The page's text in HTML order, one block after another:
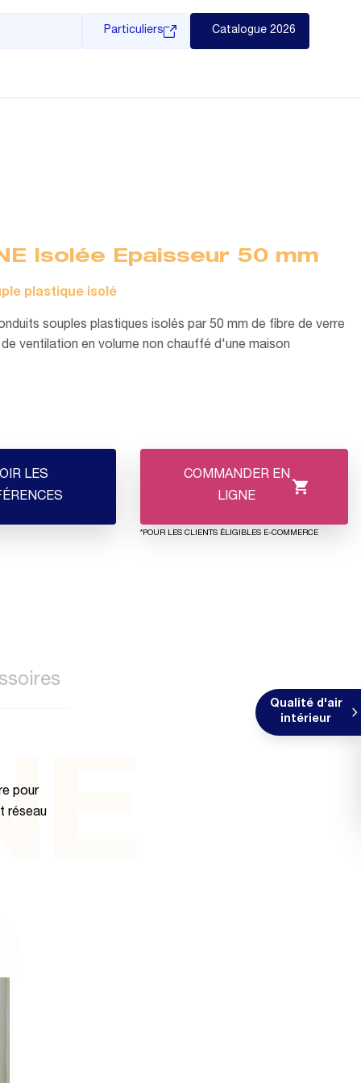
Particuliers Catalogue 2026
Qualité d'air
intérieur
Isolée Epaisseur 50 mm
plastique isolé
souples plastiques isolés par 50 mm de fibre de verre
ventilation en volume non chauffé d'une maison
LES
COMMANDER EN
LIGNE
*POUR LES CLIENTS ÉLIGIBLES E-COMMERCE
pour
réseau